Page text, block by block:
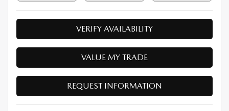
VERIFY AVAILABILITY
VALUE MY TRADE
REQUEST INFORMATION